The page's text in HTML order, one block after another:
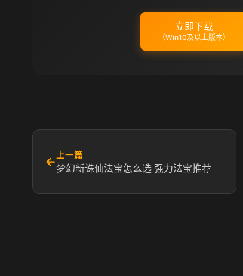
立即下载
（Win10及以上版本）
← 上一篇
梦幻新诛仙法宝怎么选 强力法宝推荐